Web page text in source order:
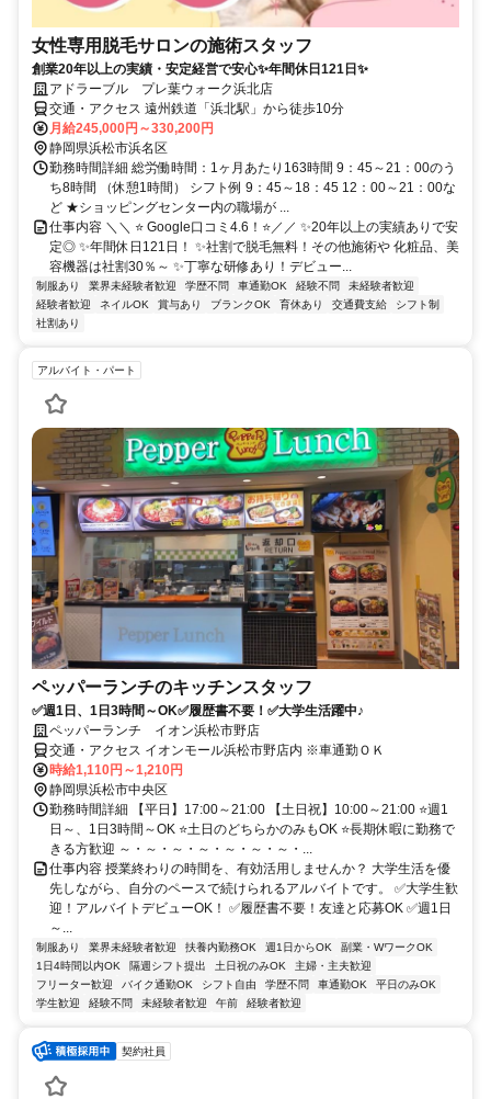
女性専用脱毛サロンの施術スタッフ
創業20年以上の実績・安定経営で安心✨年間休日121日✨
アドラーブル プレ葉ウォーク浜北店
交通・アクセス 遠州鉄道「浜北駅」から徒歩10分
月給245,000円～330,200円
静岡県浜松市浜名区
勤務時間詳細 総労働時間：1ヶ月あたり163時間 9：45～21：00のう
ち8時間 （休憩1時間） シフト例 9：45～18：45 12：00～21：00な
ど ★ショッピングセンター内の職場が ...
仕事内容 ＼＼ ⭐ Google口コミ4.6！⭐／／ ✨20年以上の実績ありで安
定◎ ✨年間休日121日！ ✨社割で脱毛無料！その他施術や 化粧品、美
容機器は社割30％～ ✨丁寧な研修あり！デビュー...
制服あり 業界未経験者歓迎 学歴不問 車通勤OK 経験不問
未経験者歓迎
経験者歓迎
ネイルOK 賞与あり ブランクOK 育休あり 交通費支給
シフト制
社割あり
アルバイト・パート
ペッパーランチのキッチンスタッフ
✅週1日、1日3時間～OK✅履歴書不要！✅大学生活躍中♪
ペッパーランチ イオン浜松市野店
交通・アクセス イオンモール浜松市野店内 ※車通勤ＯＫ
時給1,110円～1,210円
静岡県浜松市中央区
勤務時間詳細 【平日】17:00～21:00 【土日祝】10:00～21:00 ⭐週1
日～、1日3時間～OK ⭐土日のどちらかのみもOK ⭐長期休暇に勤務で
きる方歓迎 ～・～・～・～・～・～・～・...
仕事内容 授業終わりの時間を、有効活用しませんか？ 大学生活を優
先しながら、自分のペースで続けられるアルバイトです。 ✅大学生歓
迎！アルバイトデビューOK！ ✅履歴書不要！友達と応募OK ✅週1日
～...
制服あり 業界未経験者歓迎 扶養内勤務OK 週1日からOK
副業・WワークOK
1日4時間以内OK
隔週シフト提出 土日祝のみOK
主婦・主夫歓迎
フリーター歓迎
バイク通勤OK シフト自由 学歴不問 車通勤OK
平日のみOK
学生歓迎
経験不問 未経験者歓迎 午前 経験者歓迎
契約社員